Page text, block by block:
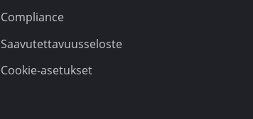
Compliance
Saavutettavuusseloste
Cookie-asetukset